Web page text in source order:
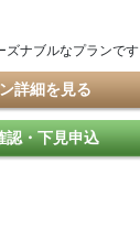
ズナブルなプランです
詳細を見る
認・下見申込